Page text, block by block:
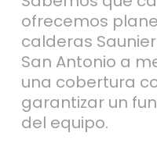
ofrecemos
calderas
San Antonio a
una cobertura
garantizar un
del equipo.